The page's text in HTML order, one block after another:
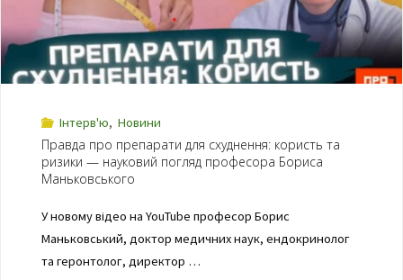
Інтерв'ю, Новини
Правда про препарати для схуднення: користь та
ризики — науковий погляд професора Бориса
Маньковського
У новому відео на YouTube професор Борис
Маньковський, доктор медичних наук, ендокринолог
та геронтолог, директор …